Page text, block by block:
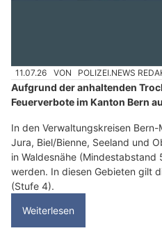
11.07.26 VON POLIZEI.NEWS
Aufgrund der anhaltenden
Feuerverbote im Kanton Bern
In den Verwaltungskreisen
Jura, Biel/Bienne, Seeland und
in Waldesnähe
werden. In diesen Gebieten gilt
(Stufe 4).
Weiterlesen